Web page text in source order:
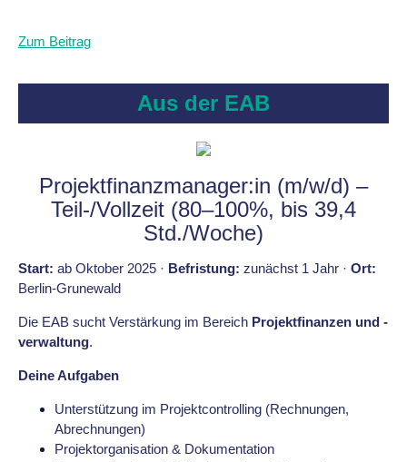
Zum Beitrag
Aus der EAB
Projektfinanzmanager:in (m/w/d) –
Teil-/Vollzeit (80–100%, bis 39,4
Std./Woche)
Start: ab Oktober 2025 · Befristung: zunächst 1 Jahr · Ort:
Berlin-Grunewald
Die EAB sucht Verstärkung im Bereich Projektfinanzen und -
verwaltung.
Deine Aufgaben
Unterstützung im Projektcontrolling (Rechnungen,
Abrechnungen)
Projektorganisation & Dokumentation